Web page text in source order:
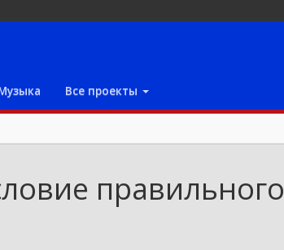
Все проекты
правильного